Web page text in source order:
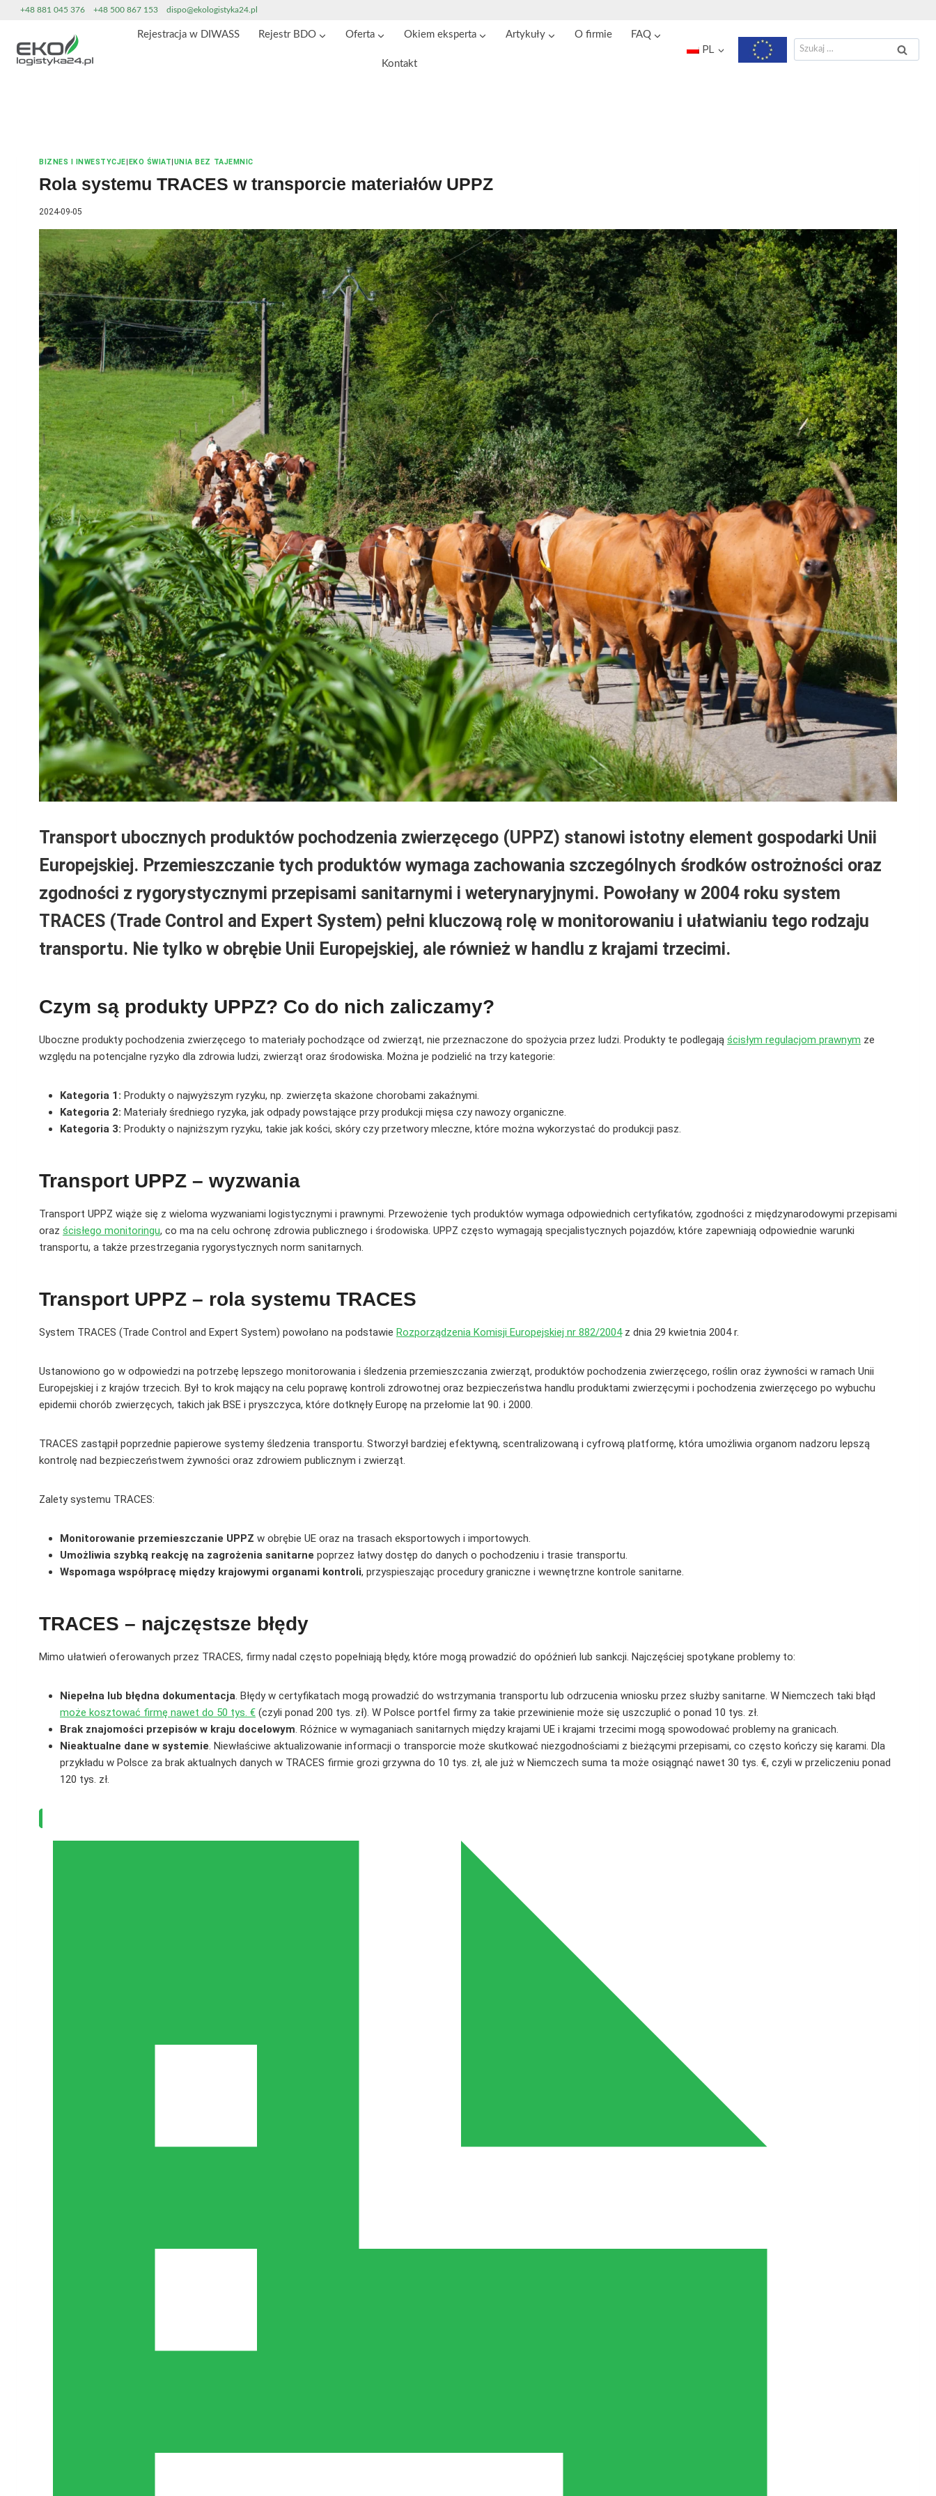
Przeskocz
treści
+48 881 045 376 +48 500 867 153 dispo@ekologistyka24.pl
Rejestracja w DIWASS Rejestr BDO Oferta Okiem eksperta Artykuły O firmie FAQ
Kontakt
PL Szukaj:
BIZNES I INWESTYCJE|EKO ŚWIAT|UNIA BEZ TAJEMNIC
Rola systemu TRACES w transporcie materiałów UPPZ
2024-09-05
Transport ubocznych produktów pochodzenia zwierzęcego (UPPZ) stanowi istotny element gospodarki Unii
Europejskiej. Przemieszczanie tych produktów wymaga zachowania szczególnych środków ostrożności oraz
zgodności z rygorystycznymi przepisami sanitarnymi i weterynaryjnymi. Powołany w 2004 roku system
TRACES (Trade Control and Expert System) pełni kluczową rolę w monitorowaniu i ułatwianiu tego rodzaju
transportu. Nie tylko w obrębie Unii Europejskiej, ale również w handlu z krajami trzecimi.
Czym są produkty UPPZ? Co do nich zaliczamy?
Uboczne produkty pochodzenia zwierzęcego to materiały pochodzące od zwierząt, nie przeznaczone do spożycia przez ludzi. Produkty te podlegają ścisłym regulacjom prawnym ze
względu na potencjalne ryzyko dla zdrowia ludzi, zwierząt oraz środowiska. Można je podzielić na trzy kategorie:
Kategoria 1: Produkty o najwyższym ryzyku, np. zwierzęta skażone chorobami zakaźnymi.
Kategoria 2: Materiały średniego ryzyka, jak odpady powstające przy produkcji mięsa czy nawozy organiczne.
Kategoria 3: Produkty o najniższym ryzyku, takie jak kości, skóry czy przetwory mleczne, które można wykorzystać do produkcji pasz.
Transport UPPZ – wyzwania
Transport UPPZ wiąże się z wieloma wyzwaniami logistycznymi i prawnymi. Przewożenie tych produktów wymaga odpowiednich certyfikatów, zgodności z międzynarodowymi przepisami
oraz ścisłego monitoringu, co ma na celu ochronę zdrowia publicznego i środowiska. UPPZ często wymagają specjalistycznych pojazdów, które zapewniają odpowiednie warunki
transportu, a także przestrzegania rygorystycznych norm sanitarnych.
Transport UPPZ – rola systemu TRACES
System TRACES (Trade Control and Expert System) powołano na podstawie Rozporządzenia Komisji Europejskiej nr 882/2004z dnia 29 kwietnia 2004 r.
Ustanowiono go w odpowiedzi na potrzebę lepszego monitorowania i śledzenia przemieszczania zwierząt, produktów pochodzenia zwierzęcego, roślin oraz żywności w ramach Unii
Europejskiej i z krajów trzecich. Był to krok mający na celu poprawę kontroli zdrowotnej oraz bezpieczeństwa handlu produktami zwierzęcymi i pochodzenia zwierzęcego po wybuchu
epidemii chorób zwierzęcych, takich jak BSE i pryszczyca, które dotknęły Europę na przełomie lat 90. i 2000.
TRACES zastąpił poprzednie papierowe systemy śledzenia transportu. Stworzył bardziej efektywną, scentralizowaną i cyfrową platformę, która umożliwia organom nadzoru lepszą
kontrolę nad bezpieczeństwem żywności oraz zdrowiem publicznym i zwierząt.
Zalety systemu TRACES:
Monitorowanie przemieszczanie UPPZ w obrębie UE oraz na trasach eksportowych i importowych.
Umożliwia szybką reakcję na zagrożenia sanitarne poprzez łatwy dostęp do danych o pochodzeniu i trasie transportu.
Wspomaga współpracę między krajowymi organami kontroli, przyspieszając procedury graniczne i wewnętrzne kontrole sanitarne​.
TRACES – najczęstsze błędy
Mimo ułatwień oferowanych przez TRACES, firmy nadal często popełniają błędy, które mogą prowadzić do opóźnień lub sankcji. Najczęściej spotykane problemy to:
Niepełna lub błędna dokumentacja. Błędy w certyfikatach mogą prowadzić do wstrzymania transportu lub odrzucenia wniosku przez służby sanitarne. W Niemczech taki błąd
może kosztować firmę nawet do 50 tys. € (czyli ponad 200 tys. zł). W Polsce portfel firmy za takie przewinienie może się uszczuplić o ponad 10 tys. zł.
Brak znajomości przepisów w kraju docelowym. Różnice w wymaganiach sanitarnych między krajami UE i krajami trzecimi mogą spowodować problemy na granicach.
Nieaktualne dane w systemie. Niewłaściwe aktualizowanie informacji o transporcie może skutkować niezgodnościami z bieżącymi przepisami, co często kończy się karami. Dla
przykładu w Polsce za brak aktualnych danych w TRACES firmie grozi grzywna do 10 tys. zł, ale już w Niemczech suma ta może osiągnąć nawet 30 tys. €, czyli w przeliczeniu ponad
120 tys. zł.